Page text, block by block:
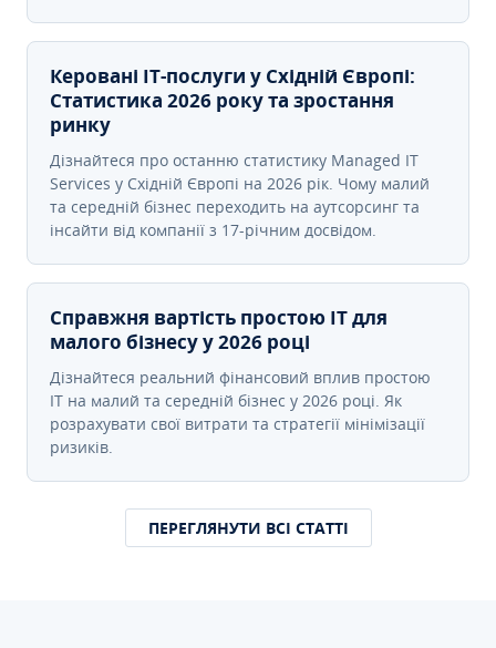
Керовані ІТ-послуги у Східній Європі:
Статистика 2026 року та зростання
ринку
Дізнайтеся про останню статистику Managed IT
Services у Східній Європі на 2026 рік. Чому малий
та середній бізнес переходить на аутсорсинг та
інсайти від компанії з 17-річним досвідом.
Справжня вартість простою IT для
малого бізнесу у 2026 році
Дізнайтеся реальний фінансовий вплив простою
IT на малий та середній бізнес у 2026 році. Як
розрахувати свої витрати та стратегії мінімізації
ризиків.
ПЕРЕГЛЯНУТИ ВСІ СТАТТІ